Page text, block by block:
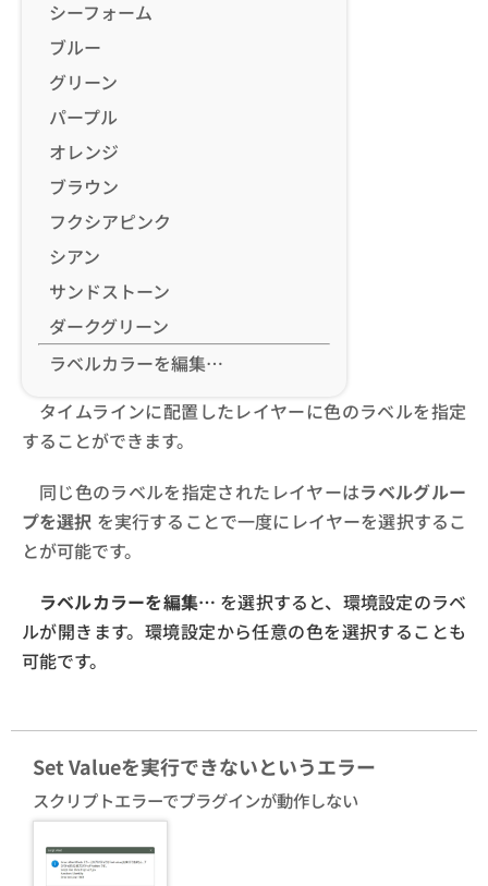
シーフォーム
ブルー
グリーン
パープル
オレンジ
ブラウン
フクシアピンク
シアン
サンドストーン
ダークグリーン
ラベルカラーを編集…
タイムラインに配置したレイヤーに色のラベルを指定
することができます。
同じ色のラベルを指定されたレイヤーはラベルグルー
プを選択 を実行することで一度にレイヤーを選択するこ
とが可能です。
ラベルカラーを編集… を選択すると、環境設定のラベ
ルが開きます。環境設定から任意の色を選択することも
可能です。
Set Valueを実行できないというエラー
スクリプトエラーでプラグインが動作しない